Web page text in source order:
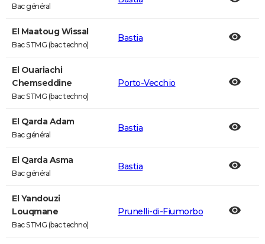
Bac général
El Maatoug Wissal
Bac STMG (bac techno)
Bastia
El Ouariachi
Chemseddine
Bac STMG (bac techno)
Porto-Vecchio
El Qarda Adam
Bac général
Bastia
El Qarda Asma
Bac général
Bastia
El Yandouzi
Louqmane
Bac STMG (bac techno)
Prunelli-di-Fiumorbo